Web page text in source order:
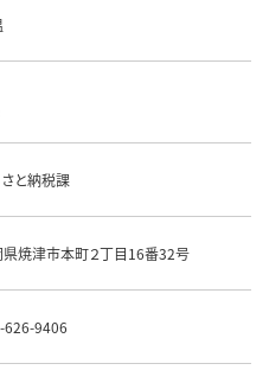
と納税課
焼津市本町２丁目16番32号
626-9406